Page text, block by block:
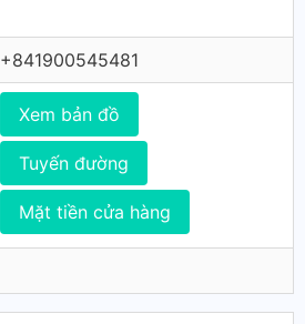
+841900545481
Xem bản đồ
Tuyến đường
Mặt tiền cửa hàng